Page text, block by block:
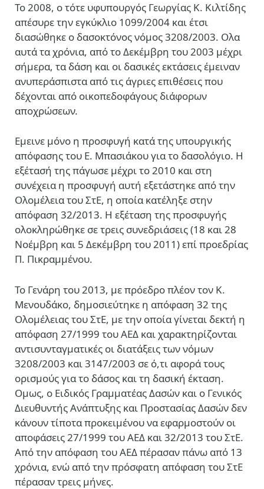
Το 2008, ο τότε υφυπουργός Γεωργίας Κ. Κιλτίδης
απέσυρε την εγκύκλιο 1099/2004 και έτσι
διασώθηκε ο δασοκτόνος νόμος 3208/2003. Ολα
αυτά τα χρόνια, από το Δεκέμβρη του 2003 μέχρι
σήμερα, τα δάση και οι δασικές εκτάσεις έμειναν
ανυπεράσπιστα από τις άγριες επιθέσεις που
δέχονται από οικοπεδοφάγους διάφορων
αποχρώσεων.
Εμεινε μόνο η προσφυγή κατά της υπουργικής
απόφασης του Ε. Μπασιάκου για το δασολόγιο. Η
εξέτασή της πάγωσε μέχρι το 2010 και στη
συνέχεια η προσφυγή αυτή εξετάστηκε από την
Ολομέλεια του ΣτΕ, η οποία κατέληξε στην
απόφαση 32/2013. Η εξέταση της προσφυγής
ολοκληρώθηκε σε τρεις συνεδριάσεις (18 και 28
Νοέμβρη και 5 Δεκέμβρη του 2011) επί προεδρίας
Π. Πικραμμένου.
Το Γενάρη του 2013, με πρόεδρο πλέον τον Κ.
Μενουδάκο, δημοσιεύτηκε η απόφαση 32 της
Ολομέλειας του ΣτΕ, με την οποία γίνεται δεκτή η
απόφαση 27/1999 του ΑΕΔ και χαρακτηρίζονται
αντισυνταγματικές οι διατάξεις των νόμων
3208/2003 και 3147/2003 σε ό,τι αφορά τους
ορισμούς για το δάσος και τη δασική έκταση.
Ομως, ο Ειδικός Γραμματέας Δασών και ο Γενικός
Διευθυντής Ανάπτυξης και Προστασίας Δασών δεν
κάνουν τίποτα προκειμένου να εφαρμοστούν οι
αποφάσεις 27/1999 του ΑΕΔ και 32/2013 του ΣτΕ.
Από την απόφαση του ΑΕΔ πέρασαν πάνω από 13
χρόνια, ενώ από την πρόσφατη απόφαση του ΣτΕ
πέρασαν τρεις μήνες.